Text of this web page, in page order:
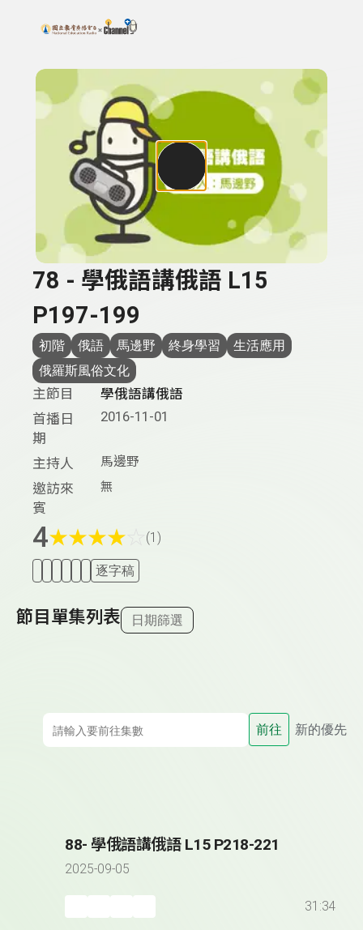
上方功能區塊
搜尋關鍵字：可輸入節目名稱、主持人或關鍵字
78 - 學俄語講俄語 L15
P197-199
初階 俄語 馬邊野 終身學習
生活應用
俄羅斯風俗文化
主節目
學俄語講俄語
首播日
期
2016-11-01
主持人 馬邊野
邀訪來
賓
無
4★★★★ (1)
逐字稿
節目單集列表 日期篩選
前往 新的優先
88- 學俄語講俄語 L15 P218-221
2025-09-05
31:34